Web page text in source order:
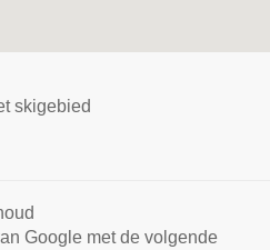
skigebied
Google met de volgende